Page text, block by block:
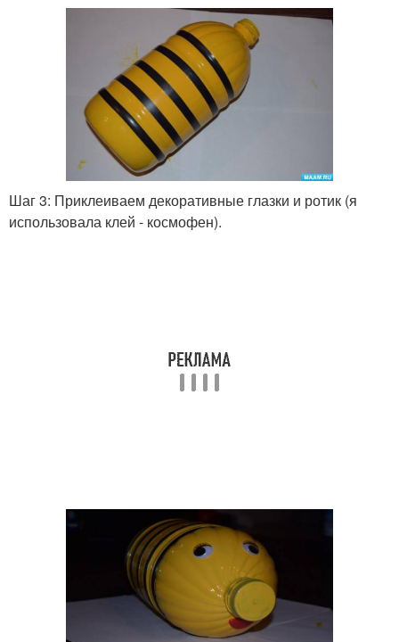
Шаг 3: Приклеиваем декоративные глазки и ротик (я
использовала клей - космофен).